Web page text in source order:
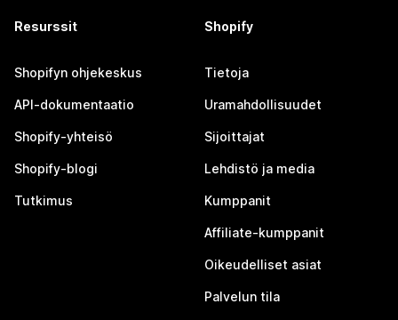
Resurssit
Shopifyn ohjekeskus
API-dokumentaatio
Shopify-yhteisö
Shopify-blogi
Tutkimus
Shopify
Tietoja
Uramahdollisuudet
Sijoittajat
Lehdistö ja media
Kumppanit
Affiliate-kumppanit
Oikeudelliset asiat
Palvelun tila